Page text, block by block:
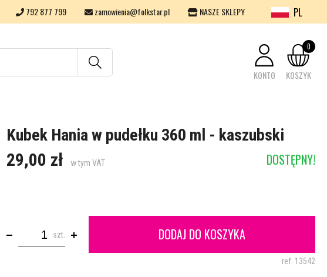
792 877 799 zamowienia@folkstar.pl NASZE SKLEPY PL
KONTO KOSZYK
0
Kubek Hania w pudełku 360 ml - kaszubski
29,00 zł w tym VAT DOSTĘPNY!
szt. DODAJ DO KOSZYKA
ref. 13542